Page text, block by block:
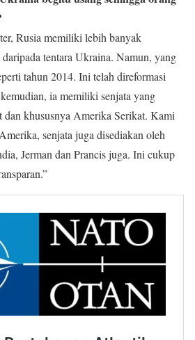
Rusia memiliki lebih banyak
tentara Ukraina. Namun, yang
tahun 2014. Ini telah direformasi
ia memiliki senjata yang
dan khususnya Amerika Serikat. Kami
senjata juga disediakan oleh
Jerman dan Prancis juga. Ini cukup